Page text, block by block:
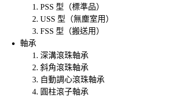
PSS 型（標準品）
USS 型（無塵室用）
FSS 型（搬送用）
軸承
深溝滾珠軸承
斜角滾珠軸承
自動調心滾珠軸承
圓柱滾子軸承